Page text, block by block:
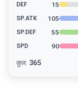
DEF 15
SP.ATK 105
SP.DEF 55
SPD 90
कुल: 365